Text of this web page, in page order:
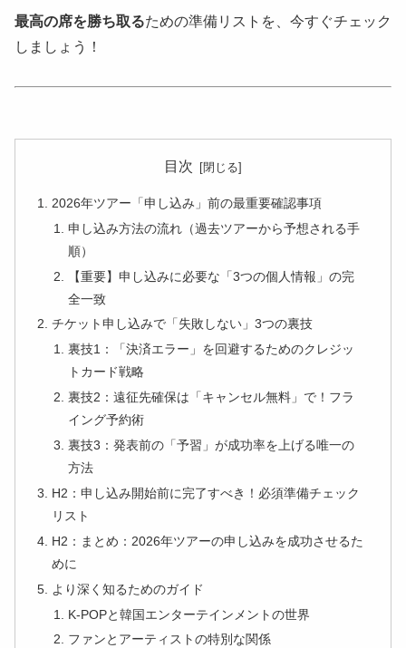
最高の席を勝ち取るための準備リストを、今すぐチェック
しましょう！
目次
2026年ツアー「申し込み」前の最重要確認事項
申し込み方法の流れ（過去ツアーから予想される手
順）
【重要】申し込みに必要な「3つの個人情報」の完
全一致
チケット申し込みで「失敗しない」3つの裏技
裏技1：「決済エラー」を回避するためのクレジッ
トカード戦略
裏技2：遠征先確保は「キャンセル無料」で！フラ
イング予約術
裏技3：発表前の「予習」が成功率を上げる唯一の
方法
H2：申し込み開始前に完了すべき！必須準備チェック
リスト
H2：まとめ：2026年ツアーの申し込みを成功させるた
めに
より深く知るためのガイド
K-POPと韓国エンターテインメントの世界
ファンとアーティストの特別な関係